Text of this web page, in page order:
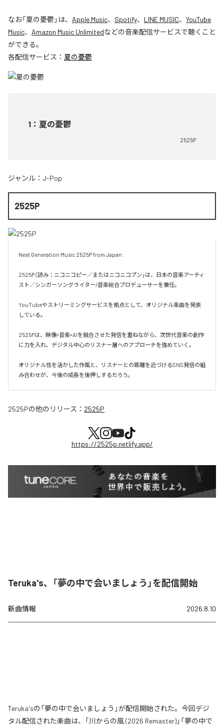
なお「夏の憂鬱 」は、 Apple Music、 Spotify、 LINE MUSIC、 YouTube
Music、 Amazon Music Unlimitedなどの音楽配信サービスで聴くこと
ができる。
各配信サービス： 夏の憂鬱
1 ： 夏の憂鬱
2525P
ジャンル： J-Pop
2525P
Next Generation Music 2525P from Japan.
2525P（読み：ニコニコピー／またはニコニコプン」は、日本の音楽アーティ
スト／シンガーソングライター/音楽総合プロデューサーを兼任。
YouTubeやストリーミングサービスを拠点として、オリジナル楽曲を発表
している。
2525Pは、映像×音楽×AIを融合させた発信を重ねながら、次世代音楽の創作
に力を入れ、デジタル中心のリスナー層へのアプローチを強めていく。
オリジナル性を活かした作風と、リスナーとの距離を近づけるSNS発信の組
み合わせが、今後の成長を後押しするだろう。
2525Pの他のリリース： 2525P
https://2525p.netlify.app/
Teruka's、「夢の中で会いましょう」を配信開始
新曲情報 2026.8.10
Teruka'sの「夢の中で会いましょう」が配信開始された。今回デジ
タル配信された楽曲は、「川からの風 (2026 Remaster)」「夢の中で